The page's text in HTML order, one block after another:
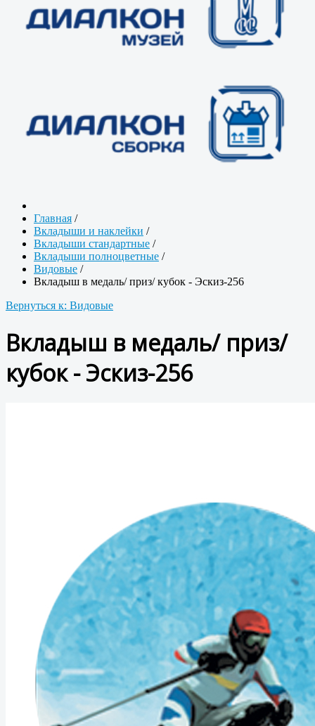
Главная /
Вкладыши и наклейки /
Вкладыши стандартные /
Вкладыши полноцветные /
Видовые /
Вкладыш в медаль/ приз/ кубок - Эскиз-256
Вернуться к: Видовые
Вкладыш в медаль/ приз/
кубок - Эскиз-256